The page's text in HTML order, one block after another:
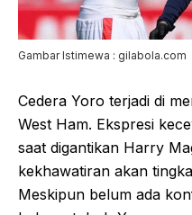
Gambar Istimewa : gilabola.com
Cedera Yoro terjadi di
West Ham. Ekspresi
saat digantikan Harry
kekhawatiran akan
Meskipun belum ada